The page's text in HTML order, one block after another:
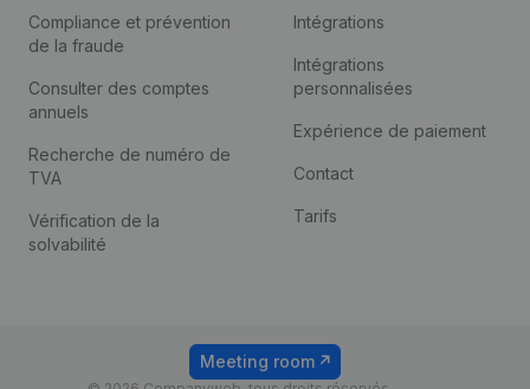
Compliance et prévention
de la fraude
Consulter des comptes
annuels
Recherche de numéro de
TVA
Vérification de la
solvabilité
Intégrations
Intégrations
personnalisées
Expérience de paiement
Contact
Tarifs
Meeting room